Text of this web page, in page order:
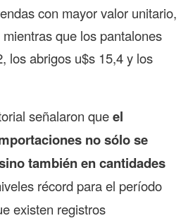
con mayor valor unitario,
que los pantalones
los abrigos u$s 15,4 y los
señalaron queel
no sólo se
también en cantidades
récord para el período
existen registros